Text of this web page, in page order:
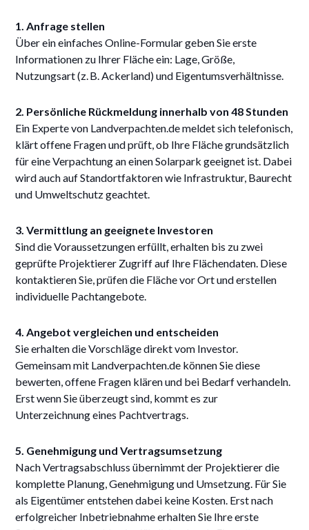
1. Anfrage stellen
Über ein einfaches Online-Formular geben Sie erste
Informationen zu Ihrer Fläche ein: Lage, Größe,
Nutzungsart (z. B. Ackerland) und Eigentumsverhältnisse.
2. Persönliche Rückmeldung innerhalb von 48 Stunden
Ein Experte von Landverpachten.de meldet sich telefonisch,
klärt offene Fragen und prüft, ob Ihre Fläche grundsätzlich
für eine Verpachtung an einen Solarpark geeignet ist. Dabei
wird auch auf Standortfaktoren wie Infrastruktur, Baurecht
und Umweltschutz geachtet.
3. Vermittlung an geeignete Investoren
Sind die Voraussetzungen erfüllt, erhalten bis zu zwei
geprüfte Projektierer Zugriff auf Ihre Flächendaten. Diese
kontaktieren Sie, prüfen die Fläche vor Ort und erstellen
individuelle Pachtangebote.
4. Angebot vergleichen und entscheiden
Sie erhalten die Vorschläge direkt vom Investor.
Gemeinsam mit Landverpachten.de können Sie diese
bewerten, offene Fragen klären und bei Bedarf verhandeln.
Erst wenn Sie überzeugt sind, kommt es zur
Unterzeichnung eines Pachtvertrags.
5. Genehmigung und Vertragsumsetzung
Nach Vertragsabschluss übernimmt der Projektierer die
komplette Planung, Genehmigung und Umsetzung. Für Sie
als Eigentümer entstehen dabei keine Kosten. Erst nach
erfolgreicher Inbetriebnahme erhalten Sie Ihre erste